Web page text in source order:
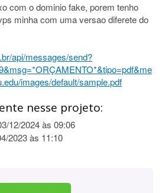
com o dominio fake, porem tenho
minha com uma versao diferete do
api/messages/send?
images/default/sample.pdf
nesse projeto:
12/2024 às 09:06
2023 às 11:10